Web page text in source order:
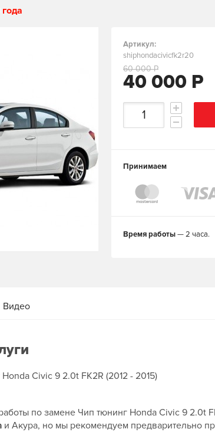
Артикул:
shiphondacivicfk2r20
40 000 Р
60 000 Р
Принимаем
Время работы— 2 часа.
Видео
Civic 9 2.0t FK2R (2012 - 2015)
по замене Чип тюнинг Honda Civic 9 2.0t
и Акура, но мы рекомендуем предварительно